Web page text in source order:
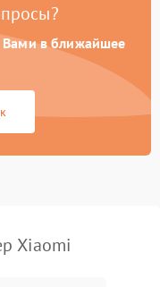
Подробнее →
Вами в ближайшее
Xiaomi